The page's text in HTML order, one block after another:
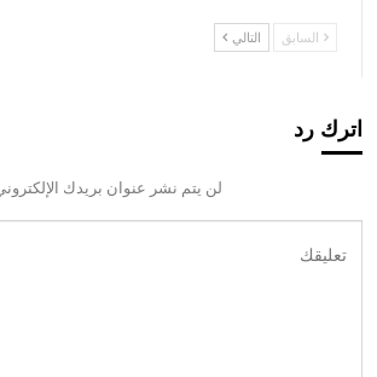
السابق التالي
اترك رد
لن يتم نشر عنوان بريدك الإلكتروني.